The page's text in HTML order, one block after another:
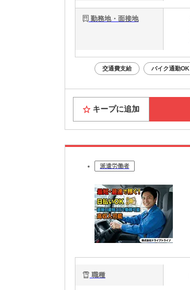
勤務地・面接地
交通費支給 バイク通勤OK
キープに追加
派遣労働者
職種